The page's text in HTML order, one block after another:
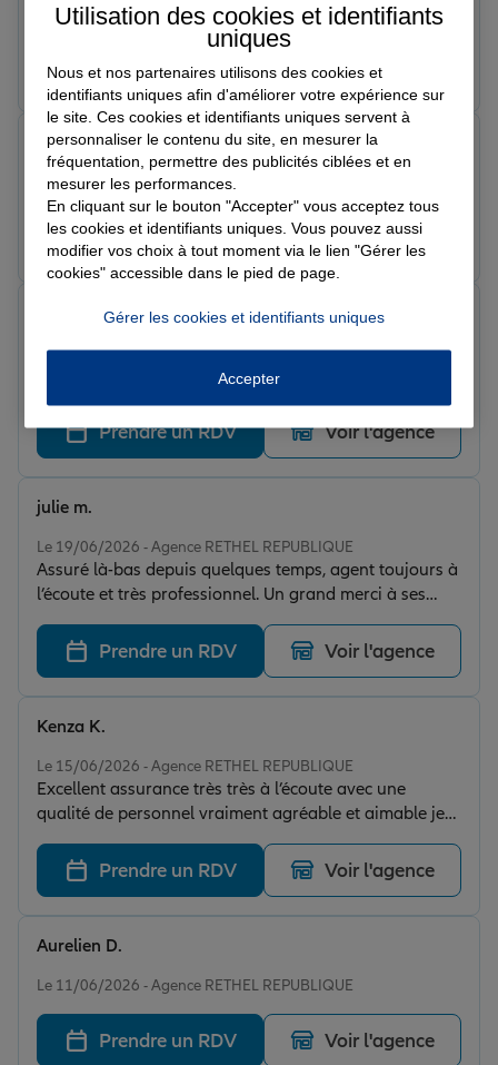
Équipe au top ! Client tres satisfait...merci.
Prendre un RDV Voir l'agence
Note de 4 sur 5
Le 20/06/2026 - Agence RETHEL REPUBLIQUE
Christelle
Prendre un RDV Voir l'agence
Le 19/06/2026 - Agence RETHEL REPUBLIQUE
Evelyne N.
Prendre un RDV Voir l'agence
Le 19/06/2026 - Agence RETHEL REPUBLIQUE
Assuré là-bas depuis quelques temps, agent toujours à
l’écoute et très professionnel. Un grand merci à ses
collaboratrices pour leur accueil, leur réactivité et leur
gentillesse. Chaque demande est traitée rapidement et
avec beaucoup de sérieux. Je recommande vivement !
😊
julie m.
Prendre un RDV Voir l'agence
Le 15/06/2026 - Agence RETHEL REPUBLIQUE
Excellent assurance très très à l’écoute avec une
qualité de personnel vraiment agréable et aimable je
recommande fortement …🥰
Kenza K.
Prendre un RDV Voir l'agence
Le 11/06/2026 - Agence RETHEL REPUBLIQUE
Aurelien D.
Prendre un RDV Voir l'agence
Utilisation des cookies et identifiants
uniques
Nous et nos partenaires utilisons des cookies et
identifiants uniques afin d'améliorer votre expérience sur
le site. Ces cookies et identifiants uniques servent à
personnaliser le contenu du site, en mesurer la
fréquentation, permettre des publicités ciblées et en
mesurer les performances.
En cliquant sur le bouton "Accepter" vous acceptez tous
les cookies et identifiants uniques. Vous pouvez aussi
modifier vos choix à tout moment via le lien "Gérer les
cookies" accessible dans le pied de page.
Gérer les cookies et identifiants uniques
Accepter